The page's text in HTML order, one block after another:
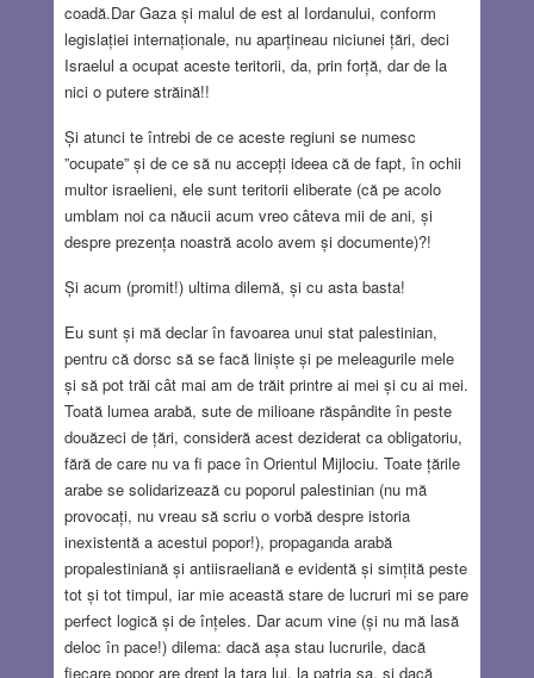
coadă.Dar Gaza și malul de est al Iordanului, conform
legislației internaționale, nu aparțineau niciunei țări, deci
Israelul a ocupat aceste teritorii, da, prin forță, dar de la
nici o putere străină!!
Și atunci te întrebi de ce aceste regiuni se numesc
”ocupate” și de ce să nu accepți ideea că de fapt, în ochii
multor israelieni, ele sunt teritorii eliberate (că pe acolo
umblam noi ca năucii acum vreo câteva mii de ani, și
despre prezența noastră acolo avem și documente)?!
Și acum (promit!) ultima dilemă, și cu asta basta!
Eu sunt și mă declar în favoarea unui stat palestinian,
pentru că dorsc să se facă liniște și pe meleagurile mele
și să pot trăi cât mai am de trăit printre ai mei și cu ai mei.
Toată lumea arabă, sute de milioane răspândite în peste
douăzeci de țări, consideră acest deziderat ca obligatoriu,
fără de care nu va fi pace în Orientul Mijlociu. Toate țările
arabe se solidarizează cu poporul palestinian (nu mă
provocați, nu vreau să scriu o vorbă despre istoria
inexistentă a acestui popor!), propaganda arabă
propalestiniană și antiisraeliană e evidentă și simțită peste
tot și tot timpul, iar mie această stare de lucruri mi se pare
perfect logică și de înțeles. Dar acum vine (și nu mă lasă
deloc în pace!) dilema: dacă așa stau lucrurile, dacă
fiecare popor are drept la țara lui, la patria sa, și dacă